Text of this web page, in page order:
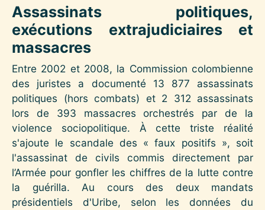
Assassinats politiques,
exécutions extrajudiciaires et
massacres
Entre 2002 et 2008, la Commission colombienne
des juristes a documenté 13 877 assassinats
politiques (hors combats) et 2 312 assassinats
lors de 393 massacres orchestrés par de la
violence sociopolitique. À cette triste réalité
s'ajoute le scandale des « faux positifs », soit
l'assassinat de civils commis directement par
l’Armée pour gonfler les chiffres de la lutte contre
la guérilla. Au cours des deux mandats
présidentiels d'Uribe, selon les données du